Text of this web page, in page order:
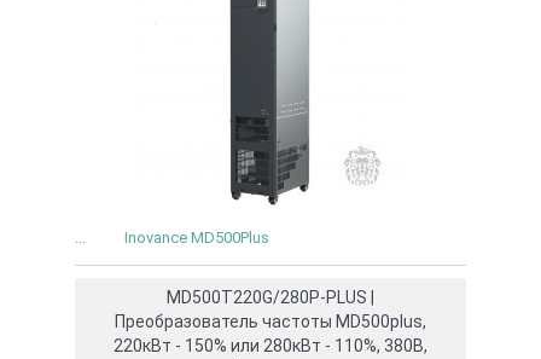
... Inovance MD500Plus
MD500T220G/280P-PLUS |
Преобразователь частоты MD500plus,
220кВт - 150% или 280кВт - 110%, 380В,